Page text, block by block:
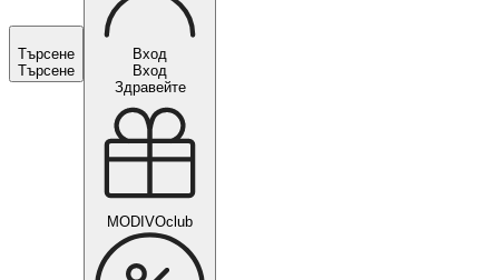
Търсене
Търсене
Вход
Вход
Здравейте
MODIVOclub